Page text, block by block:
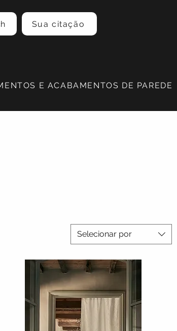
Sua citação
E ACABAMENTOS DE PAREDE
Selecionar por